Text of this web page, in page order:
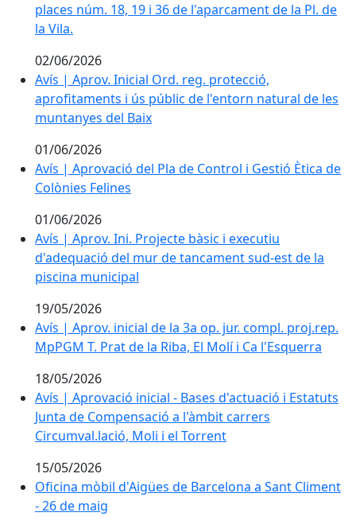
places núm. 18, 19 i 36 de l'aparcament de la Pl. de
la Vila.
02/06/2026
Avís | Aprov. Inicial Ord. reg. protecció,
Avís | Aprov. Inicial Ord. reg. protecció,
aprofitaments i ús públic de l'entorn natural de les
muntanyes del Baix
01/06/2026
Avís | Aprovació del Pla de Control i Gestió Ètica de
Avís | Aprovació del Pla de Control i Gestió Ètica de
Colònies Felines
01/06/2026
Avís | Aprov. Ini. Projecte bàsic i executiu
Avís | Aprov. Ini. Projecte bàsic i executiu
d'adequació del mur de tancament sud-est de la
piscina municipal
19/05/2026
Avís | Aprov. inicial de la 3a op. jur. compl. proj.rep.
Avís | Aprov. inicial de la 3a op. jur. compl. proj.rep.
MpPGM T. Prat de la Riba, El Molí i Ca l'Esquerra
18/05/2026
Avís | Aprovació inicial - Bases d'actuació i Estatuts
Avís | Aprovació inicial - Bases d'actuació i Estatuts
Junta de Compensació a l'àmbit carrers
Circumval.lació, Moli i el Torrent
15/05/2026
Oficina mòbil d'Aigües de Barcelona a Sant Climent -
Oficina mòbil d'Aigües de Barcelona a Sant Climent
- 26 de maig